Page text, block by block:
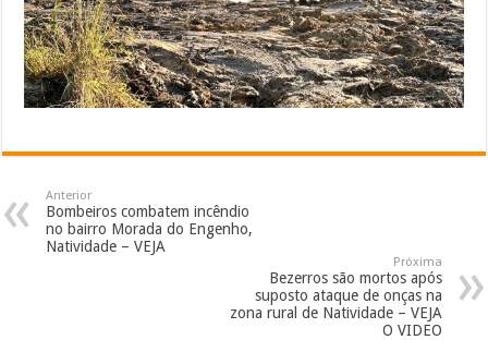
Anterior
Bombeiros combatem incêndio
no bairro Morada do Engenho,
Natividade – VEJA
Próxima
Bezerros são mortos após
suposto ataque de onças na
zona rural de Natividade – VEJA
O VIDEO